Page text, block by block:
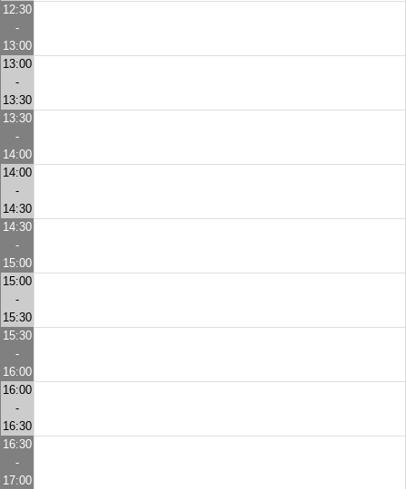
12:30
-
13:00
13:00
-
13:30
13:30
-
14:00
14:00
-
14:30
14:30
-
15:00
15:00
-
15:30
15:30
-
16:00
16:00
-
16:30
16:30
-
17:00